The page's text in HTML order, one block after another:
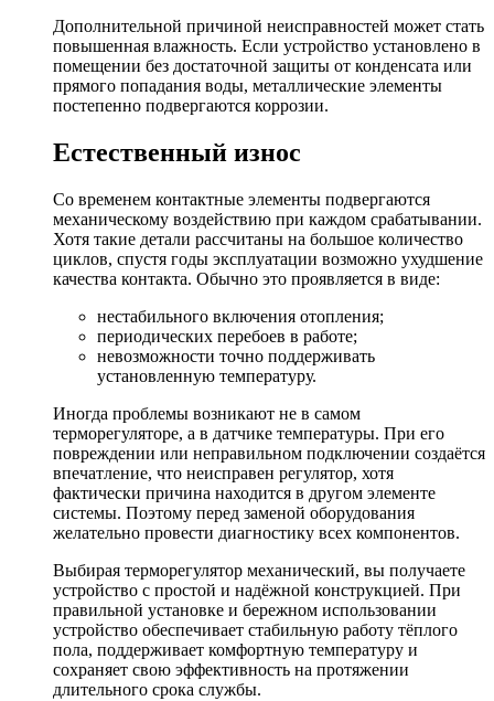
Дополнительной причиной неисправностей может стать
повышенная влажность. Если устройство установлено в
помещении без достаточной защиты от конденсата или
прямого попадания воды, металлические элементы
постепенно подвергаются коррозии.
Естественный износ
Со временем контактные элементы подвергаются
механическому воздействию при каждом срабатывании.
Хотя такие детали рассчитаны на большое количество
циклов, спустя годы эксплуатации возможно ухудшение
качества контакта. Обычно это проявляется в виде:
нестабильного включения отопления;
периодических перебоев в работе;
невозможности точно поддерживать
установленную температуру.
Иногда проблемы возникают не в самом
терморегуляторе, а в датчике температуры. При его
повреждении или неправильном подключении создаётся
впечатление, что неисправен регулятор, хотя
фактически причина находится в другом элементе
системы. Поэтому перед заменой оборудования
желательно провести диагностику всех компонентов.
Выбирая терморегулятор механический, вы получаете
устройство с простой и надёжной конструкцией. При
правильной установке и бережном использовании
устройство обеспечивает стабильную работу тёплого
пола, поддерживает комфортную температуру и
сохраняет свою эффективность на протяжении
длительного срока службы.